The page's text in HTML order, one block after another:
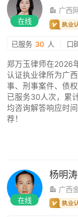
在线
广西
已服务 30 人 口
郑万玉律师在2026
认证执业律所为广
事、刑事案件、债
已服务30人次，累
均咨询解答响应时
荐！
在线
杨明涛
广西